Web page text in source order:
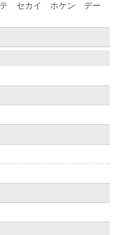
セカイ ホケン デー